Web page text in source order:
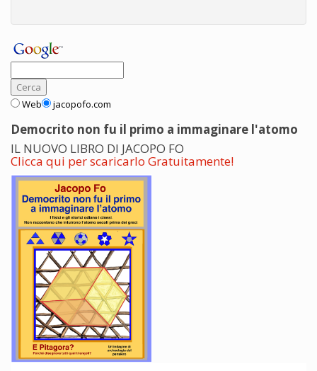
Web jacopofo.com
Democrito non fu il primo a immaginare l'atomo
IL NUOVO LIBRO DI JACOPO FO
Clicca qui per scaricarlo Gratuitamente!